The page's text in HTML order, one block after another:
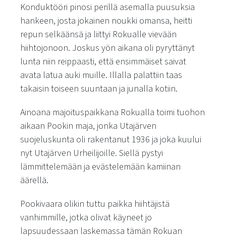
Konduktööri pinosi perillä asemalla puusuksia
hankeen, josta jokainen noukki omansa, heitti
repun selkäänsä ja liittyi Rokualle vievään
hiihtojonoon. Joskus yön aikana oli pyryttänyt
lunta niin reippaasti, että ensimmäiset saivat
avata latua auki muille. Illalla palattiin taas
takaisin toiseen suuntaan ja junalla kotiin.
Ainoana majoituspaikkana Rokualla toimi tuohon
aikaan Pookin maja, jonka Utajärven
suojeluskunta oli rakentanut 1936 ja joka kuului
nyt Utajärven Urheilijoille. Siellä pystyi
lämmittelemään ja evästelemään kamiinan
äärellä.
Pookivaara olikin tuttu paikka hiihtäjistä
vanhimmille, jotka olivat käyneet jo
lapsuudessaan laskemassa tämän Rokuan